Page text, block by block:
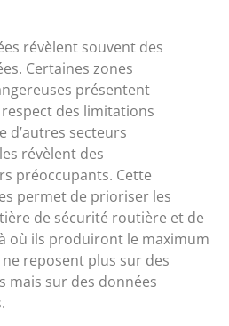
révèlent souvent des
Certaines zones
présentent
des limitations
d’autres secteurs
révèlent des
préoccupants. Cette
permet de prioriser les
de sécurité routière et de
où ils produiront le maximum
ne reposent plus sur des
mais sur des données